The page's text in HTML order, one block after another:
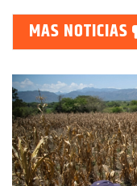
MAS NOTICIAS